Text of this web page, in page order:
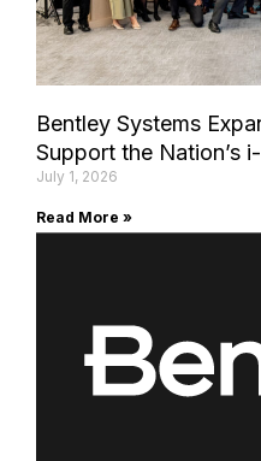
Bentley Systems
Support the Nation’s
July 1, 2026
Read More »